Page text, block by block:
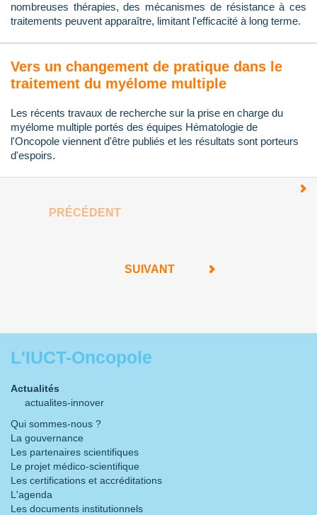
nombreuses thérapies, des mécanismes de résistance à ces
traitements peuvent apparaître, limitant l'efficacité à long terme.
Vers un changement de pratique dans le
traitement du myélome multiple
Les récents travaux de recherche sur la prise en charge du
myélome multiple portés des équipes Hématologie de
l'Oncopole viennent d'être publiés et les résultats sont porteurs
d'espoirs.
PRÉCÉDENT
SUIVANT
L'IUCT-Oncopole
Actualités
actualites-innover
Qui sommes-nous ?
La gouvernance
Les partenaires scientifiques
Le projet médico-scientifique
Les certifications et accréditations
L'agenda
Les documents institutionnels